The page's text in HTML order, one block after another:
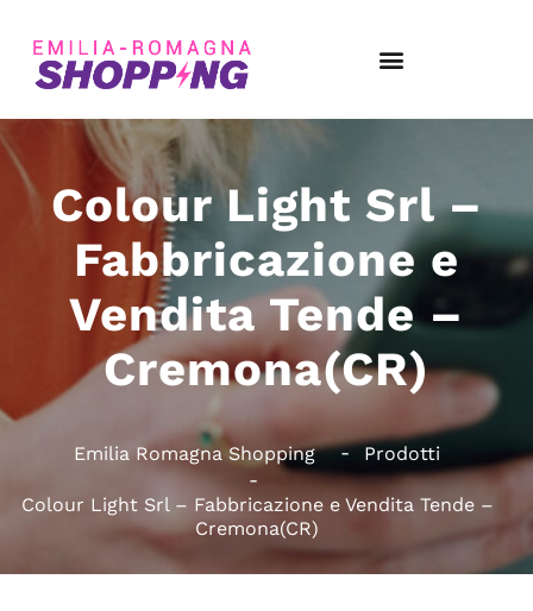
Colour Light Srl –
Fabbricazione e
Vendita Tende –
Cremona(CR)
Emilia Romagna Shopping Prodotti
Colour Light Srl – Fabbricazione e Vendita Tende –
Cremona(CR)